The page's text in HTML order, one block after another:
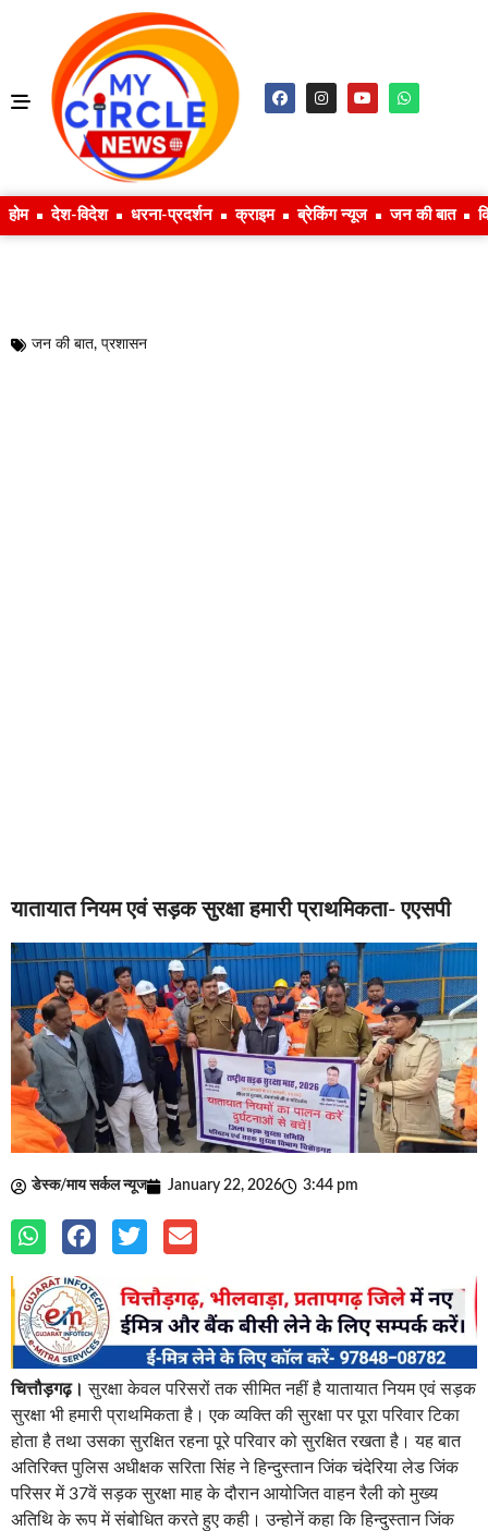
होम देश-विदेश धरना-प्रदर्शन क्राइम ब्रेकिंग न्यूज जन की बात
जन की बात, प्रशासन
यातायात नियम एवं सड़क सुरक्षा हमारी प्राथमिकता- एएसपी
डेस्क/माय सर्कल न्यूज January 22, 2026 3:44 pm
चित्तौड़गढ़। सुरक्षा केवल परिसरों तक सीमित नहीं है यातायात नियम एवं सड़क
सुरक्षा भी हमारी प्राथमिकता है। एक व्यक्ति की सुरक्षा पर पूरा परिवार टिका
होता है तथा उसका सुरक्षित रहना पूरे परिवार को सुरक्षित रखता है। यह बात
अतिरिक्त पुलिस अधीक्षक सरिता सिंह ने हिन्दुस्तान जिंक चंदेरिया लेड जिंक
परिसर में 37वें सड़क सुरक्षा माह के दौरान आयोजित वाहन रैली को मुख्य
अतिथि के रूप में संबोधित करते हुए कही। उन्होनें कहा कि हिन्दुस्तान जिंक